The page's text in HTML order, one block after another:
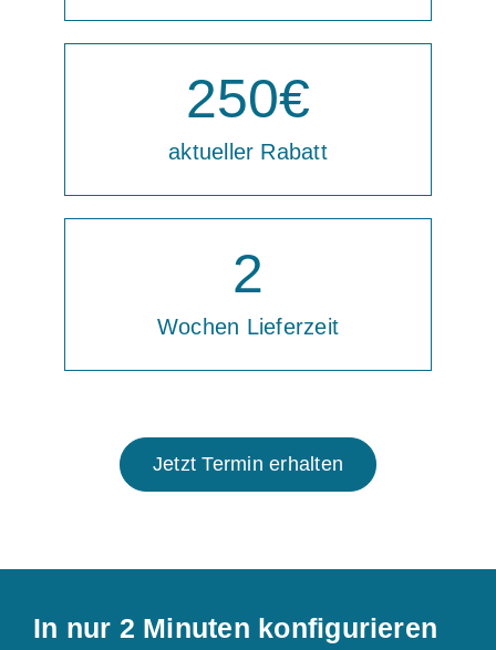
250€
aktueller Rabatt
2
Wochen Lieferzeit
Jetzt Termin erhalten
In nur 2 Minuten konfigurieren